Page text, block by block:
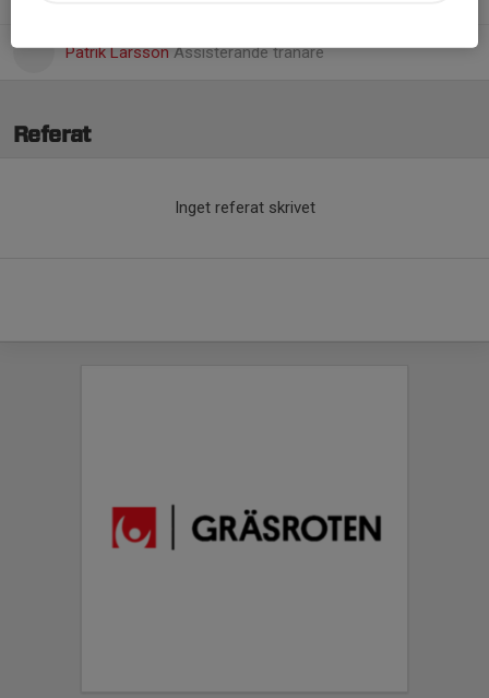
Patrik LarssonAssisterande tränare
Referat
Inget referat skrivet